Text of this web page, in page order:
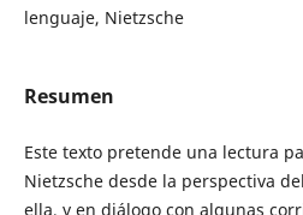
lenguaje, Nietzsche
Resumen
Este texto pretende una lectura
Nietzsche desde la perspectiva
ella, y en diálogo con algunas